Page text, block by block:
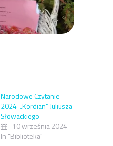
Narodowe Czytanie
2024 „Kordian” Juliusza
Słowackiego
10 września 2024
In "Biblioteka"